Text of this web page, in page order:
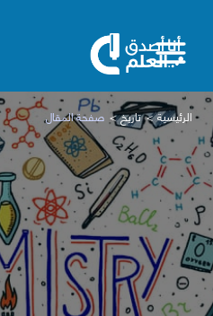
الرئيسية تاريخ صفحة المقال